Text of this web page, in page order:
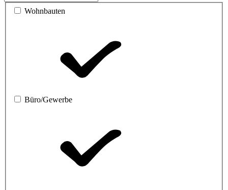
Wohnbauten
Büro/Gewerbe